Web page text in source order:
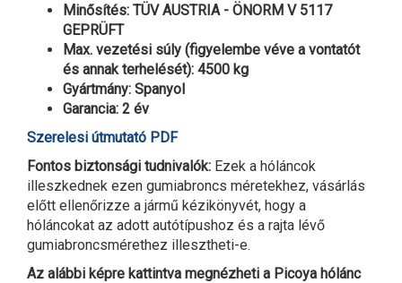
Minősítés: TÜV AUSTRIA - ÖNORM V 5117
GEPRÜFT
Max. vezetési súly (figyelembe véve a vontatót
és annak terhelését): 4500 kg
Gyártmány: Spanyol
Garancia: 2 év
Szerelesi útmutató PDF
Fontos biztonsági tudnivalók: Ezek a hóláncok
illeszkednek ezen gumiabroncs méretekhez, vásárlás
előtt ellenőrizze a jármű kézikönyvét, hogy a
hóláncokat az adott autótípushoz és a rajta lévő
gumiabroncsmérethez illesztheti-e.
Az alábbi képre kattintva megnézheti a Picoya hólánc